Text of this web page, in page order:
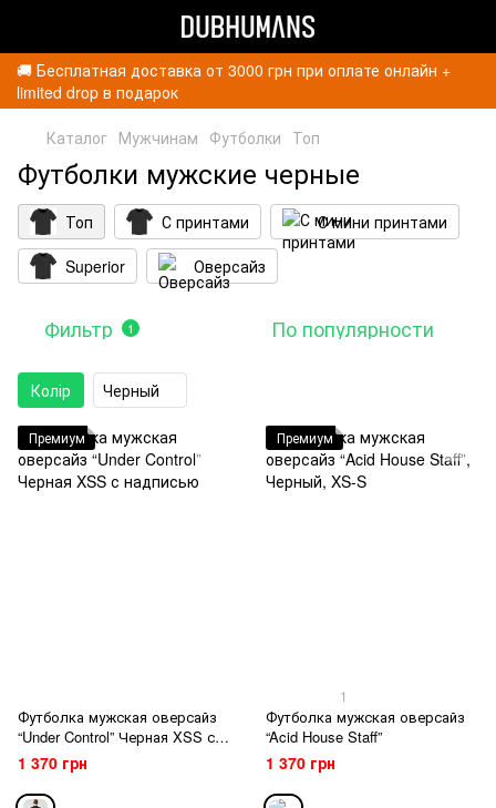
🚚 Бесплатная доставка от 3000 грн при оплате онлайн +
limited drop в подарок
Каталог Мужчинам Футболки Топ
Футболки мужские черные
Топ С принтами
С мини принтами
Superior
Оверсайз
Фильтр 1 По популярности
Колір Черный
Премиум
Футболка мужская оверсайз
“Under Control” Черная XSS с
надписью
1 370 грн
Премиум
1
Футболка мужская оверсайз
“Acid House Staff”
1 370 грн